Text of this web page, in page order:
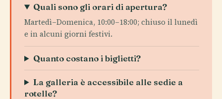
Quali sono gli orari di apertura?
Martedì–Domenica, 10:00–18:00; chiuso il lunedì
e in alcuni giorni festivi.
Quanto costano i biglietti?
La galleria è accessibile alle sedie a
rotelle?